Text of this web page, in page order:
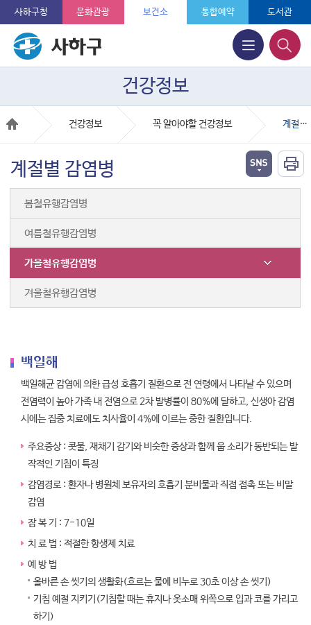
사하구청 문화관광 보건소 통합예약 도서관
건강정보
건강정보 꼭 알아야할 건강정보 계절별 감염병
계절별 감염병
봄철유행감염병
여름철유행감염병
가을철유행감염병
겨울철유행감염병
백일해
백일해균 감염에 의한 급성 호흡기 질환으로 전 연령에서 나타날 수 있으며
전염력이 높아 가족 내 전염으로 2차 발병률이 80%에 달하고, 신생아 감염
시에는 집중 치료에도 치사율이 4%에 이르는 중한 질환입니다.
주요증상 : 콧물, 재채기 감기와 비슷한 증상과 함께 웁 소리가 동반되는 발
작적인 기침이 특징
감염경로 : 환자나 병원체 보유자의 호흡기 분비물과 직접 접촉 또는 비말
감염
잠 복 기 : 7-10일
치 료 법 : 적절한 항생제 치료
예 방 법
올바른 손 씻기의 생활화(흐르는 물에 비누로 30초 이상 손 씻기)
기침 예절 지키기(기침할 때는 휴지나 옷소매 위쪽으로 입과 코를 가리고
하기)